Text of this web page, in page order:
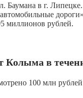
Баумана в г.
миллионов рублей.
Колыма в
100 млн